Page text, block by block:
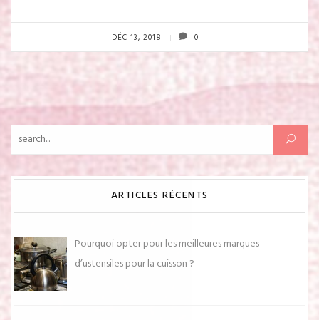
DÉC 13, 2018 0
Rechercher :
ARTICLES RÉCENTS
Pourquoi opter pour les meilleures marques
d’ustensiles pour la cuisson ?